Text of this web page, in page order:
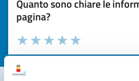
Quanto sono chiare le
pagina?
Valuta la chiarezza delle informazioni (da
Seleziona il numero di stelle per
Valuta 5 stelle su 5
Valuta 4 stelle su 5
Valuta 3 stelle su 5
Valuta 2 stelle su 5
Valuta 1 stelle su 5